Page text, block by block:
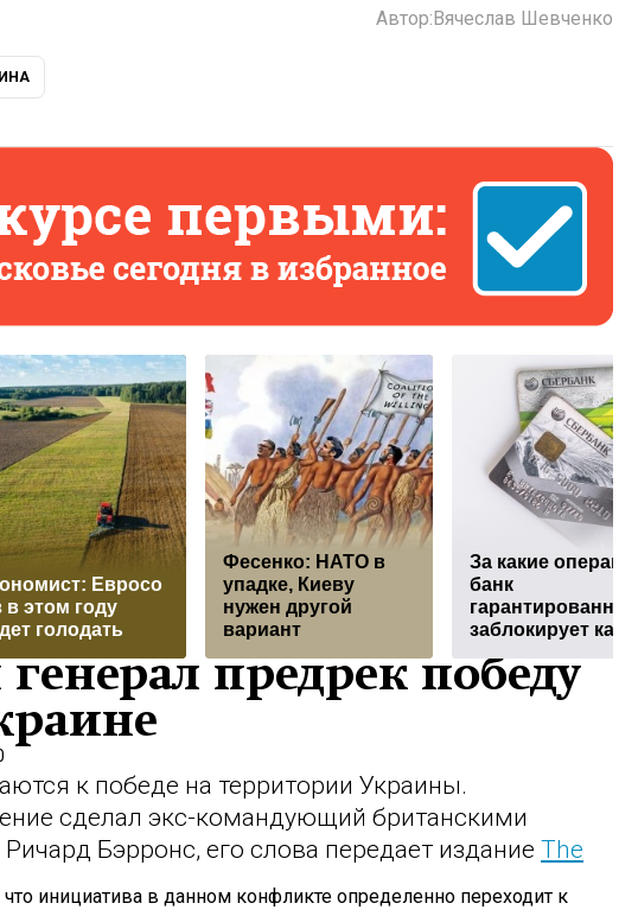
Автор:Вячеслав Шевченко
Евросо
в этом году
голодать
Фесенко: НАТО в
упадке, Киеву
нужен другой
вариант
За кaкие операции
банк
гарантированно
заблокирует карту
предрек победу
к победе на территории Украины.
сделал экс-командующий британскими
Бэрронс, его слова передает издание The
что инициатива в данном конфликте определенно переходит к